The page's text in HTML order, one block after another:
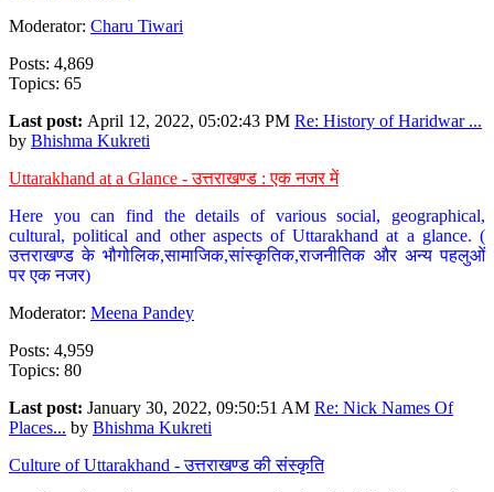
Moderator: Charu Tiwari
Posts: 4,869
Topics: 65
Last post: April 12, 2022, 05:02:43 PM Re: History of Haridwar ...
by Bhishma Kukreti
Uttarakhand at a Glance - उत्तराखण्ड : एक नजर में
Here you can find the details of various social, geographical,
cultural, political and other aspects of Uttarakhand at a glance. (
उत्तराखण्ड के भौगोलिक,सामाजिक,सांस्कृतिक,राजनीतिक और अन्य पहलुओं
पर एक नजर)
Moderator: Meena Pandey
Posts: 4,959
Topics: 80
Last post: January 30, 2022, 09:50:51 AM Re: Nick Names Of
Places... by Bhishma Kukreti
Culture of Uttarakhand - उत्तराखण्ड की संस्कृति